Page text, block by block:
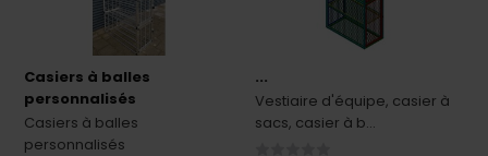
Casiers à balles
personnalisés
Casiers à balles
personnalisés
...
Vestiaire d'équipe, casier à
sacs, casier à b...